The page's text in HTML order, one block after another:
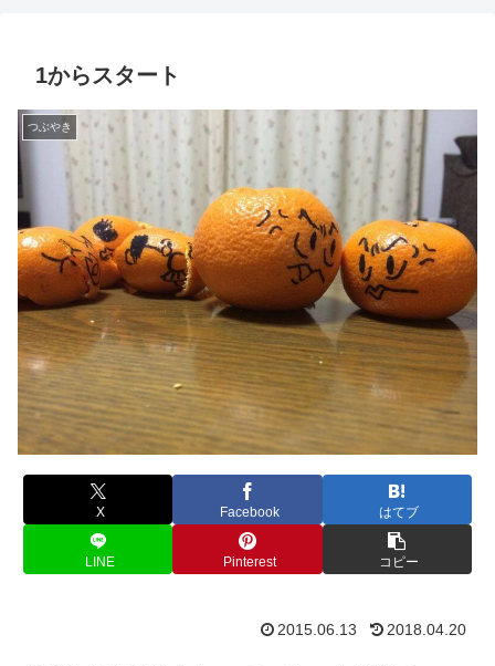
1からスタート
つぶやき
X Facebook はてブ
LINE Pinterest コピー
2015.06.13 2018.04.20